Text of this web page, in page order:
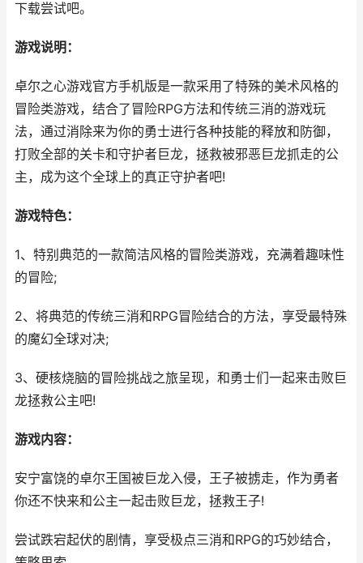
下载尝试吧。
游戏说明：
卓尔之心游戏官方手机版是一款采用了特殊的美术风格的
冒险类游戏，结合了冒险RPG方法和传统三消的游戏玩
法，通过消除来为你的勇士进行各种技能的释放和防御，
打败全部的关卡和守护者巨龙，拯救被邪恶巨龙抓走的公
主，成为这个全球上的真正守护者吧!
游戏特色：
1、特别典范的一款简洁风格的冒险类游戏，充满着趣味性
的冒险;
2、将典范的传统三消和RPG冒险结合的方法，享受最特殊
的魔幻全球对决;
3、硬核烧脑的冒险挑战之旅呈现，和勇士们一起来击败巨
龙拯救公主吧!
游戏内容：
安宁富饶的卓尔王国被巨龙入侵，王子被掳走，作为勇者
你还不快来和公主一起击败巨龙，拯救王子!
尝试跌宕起伏的剧情，享受极点三消和RPG的巧妙结合，